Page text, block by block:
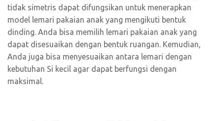
tidak simetris dapat difungsikan untuk menerapkan
model lemari pakaian anak yang mengikuti bentuk
dinding. Anda bisa memilih lemari pakaian anak yang
dapat disesuaikan dengan bentuk ruangan. Kemudian,
Anda juga bisa menyesuaikan antara lemari dengan
kebutuhan Si kecil agar dapat berfungsi dengan
maksimal.